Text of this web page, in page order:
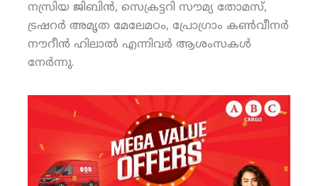
നസ്രിയ ജിബിന്‍, സെക്രട്ടറി സൗമ്യ തോമസ്,
ട്രഷറര്‍ അമൃത മേലേമഠം, പ്രോഗ്രാം കണ്‍വീനര്‍
നൗറീന്‍ ഹിലാല്‍ എന്നിവര്‍ ആശംസകള്‍
നേര്‍ന്നു.